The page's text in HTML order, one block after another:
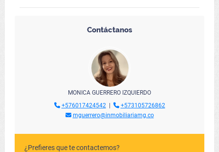
Contáctanos
MONICA GUERRERO IZQUIERDO
+576017424542|
+573105726862
mguerrero@inmobiliariamg.co
¿Prefieres que te contactemos?